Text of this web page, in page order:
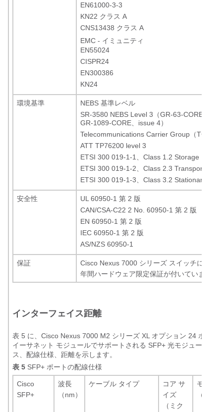
EN61000-3-3
KN22 クラス A
CNS13438 クラス A
EMC - イミュニティ
EN55024
CISPR24
EN300386
KN24
環境基準
NEBS 基準レベル
SR-3580 NEBS Level 3（GR-63-CORE、
GR-1089-CORE、issue 4）
Telecommunications Carrier Group（TCG）
ATT TP76200 level 3
ETSI 300 019-1-1、Class 1.2 Storage
ETSI 300 019-1-2、Class 2.3 Transportation
ETSI 300 019-1-3、Class 3.2 Stationary Use
安全性
UL 60950-1 第 2 版
CAN/CSA-C22 2 No. 60950-1 第 2 版
EN 60950-1 第 2 版
IEC 60950-1 第 2 版
AS/NZS 60950-1
保証
Cisco Nexus 7000 シリーズ スイッチには、
年間ハードウェア限定保証が付いています。
インターフェイス距離
表 5 に、Cisco Nexus 7000 M2 シリーズ XL オプション 24 ポート
イーサネット モジュールでサポートされる SFP+ 光モジュールの
ス、配線仕様、距離を示します。
表 5 SFP+ ポートの配線仕様
Cisco
SFP+
波長
（nm）
ケーブル タイプ
コア サ
イズ
（ミク
モード
（